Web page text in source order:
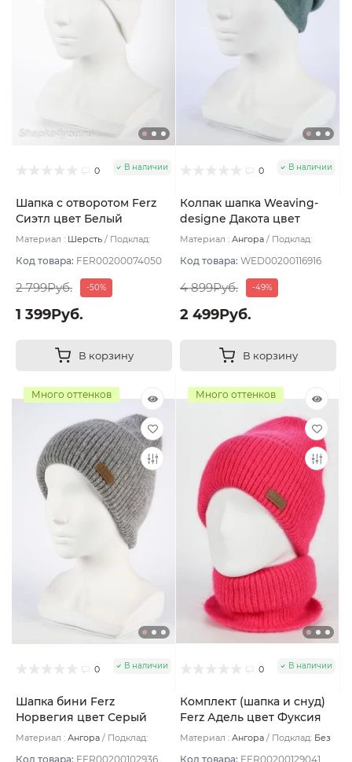
0 В наличии
Шапка с отворотом Ferz
Сиэтл цвет Белый
Материал : Шерсть
Подклад:
Код товара: FER00200074050
2 799Руб. -50%
1 399Руб.
В корзину
0 В наличии
Колпак шапка Weaving-
designe Дакота цвет
Бирюзовый
Материал : Ангора
Подклад:
Код товара: WED00200116916
4 899Руб. -49%
2 499Руб.
В корзину
Много оттенков
0 В наличии
Шапка бини Ferz
Норвегия цвет Серый
Материал : Ангора
Подклад:
Код товара: FER00200102936
Много оттенков
0 В наличии
Комплект (шапка и снуд)
Ferz Адель цвет Фуксия
Материал : Ангора Подклад: Без
Код товара: FER00200129041